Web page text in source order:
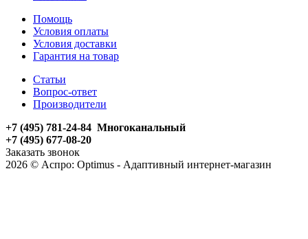
Помощь
Условия оплаты
Условия доставки
Гарантия на товар
Статьи
Вопрос-ответ
Производители
+7 (495) 781-24-84 Многоканальный
+7 (495) 677-08-20
Заказать звонок
2026 © Аспро: Optimus - Адаптивный интернет-магазин